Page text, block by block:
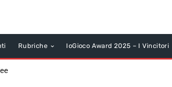
Rubriche IoGioco Award 2025 – I Vincitori